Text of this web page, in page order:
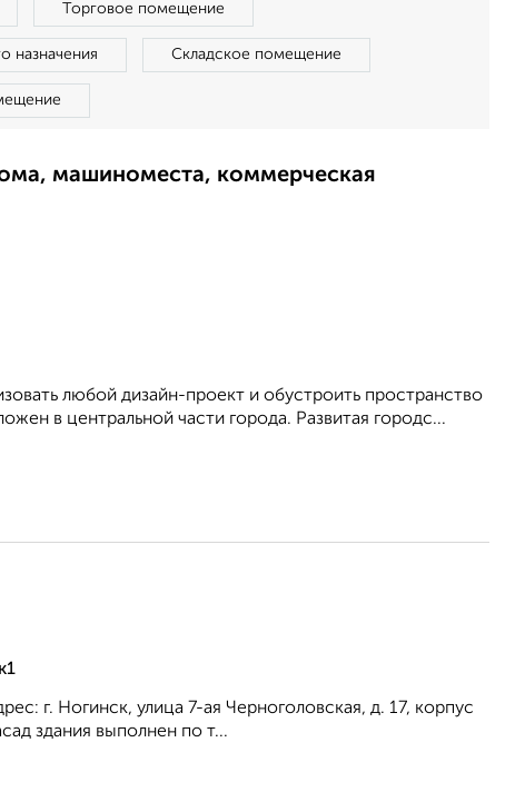
Торговое помещение
назначения Складское помещение
машиноместа, коммерческая
любой дизайн-пpоeкт и обустроить пpocтpанcтвo
в центральной части города. Развитая городс...
г. Ногинск, улица 7-ая Черноголовская, д. 17, корпус
здания выполнен по т...